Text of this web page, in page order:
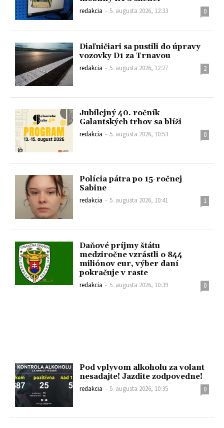
redakcia - 5. augusta 2026, 12:33 0
Diaľničiari sa pustili do úpravy
vozovky D1 za Trnavou
redakcia - 5. augusta 2026, 12:27 2
Jubilejný 40. ročník
Galantských trhov sa blíži
redakcia - 5. augusta 2026, 10:53 0
Polícia pátra po 15-ročnej
Sabine
redakcia - 5. augusta 2026, 10:41 1
Daňové príjmy štátu
medziročne vzrástli o 844
miliónov eur, výber daní
pokračuje v raste
redakcia - 5. augusta 2026, 10:39 0
Pod vplyvom alkoholu za volant
nesadajte! Jazdite zodpovedne!
redakcia - 5. augusta 2026, 10:35 0